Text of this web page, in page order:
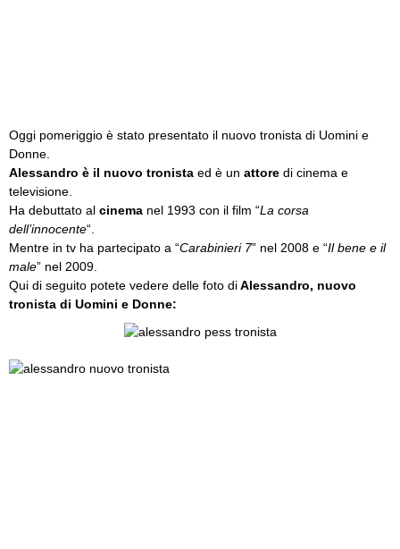
Oggi pomeriggio è stato presentato il nuovo tronista di Uomini e
Donne.
Alessandro è il nuovo tronista ed è un attore di cinema e
televisione.
Ha debuttato al cinema nel 1993 con il film “La corsa
dell’innocente“.
Mentre in tv ha partecipato a “Carabinieri 7” nel 2008 e “Il bene e il
male” nel 2009.
Qui di seguito potete vedere delle foto diAlessandro, nuovo
tronista di Uomini e Donne: